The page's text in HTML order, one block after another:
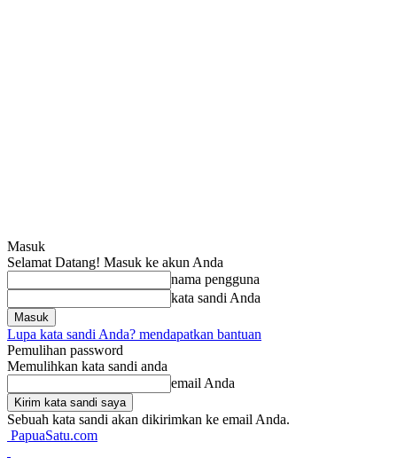
Masuk
Selamat Datang! Masuk ke akun Anda
nama pengguna
kata sandi Anda
Lupa kata sandi Anda? mendapatkan bantuan
Pemulihan password
Memulihkan kata sandi anda
email Anda
Sebuah kata sandi akan dikirimkan ke email Anda.
PapuaSatu.com